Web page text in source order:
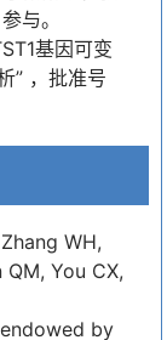
与。
基因可变
” ，批准号
WH,
QM, You CX,
by